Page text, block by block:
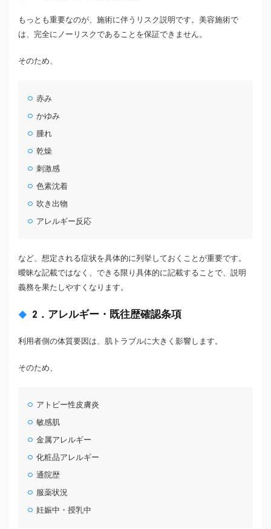
もっとも重要なのが、施術に伴うリスク説明です。美容施術で
は、完全にノーリスクであることを保証できません。
そのため、
赤み
かゆみ
腫れ
乾燥
刺激感
色素沈着
吹き出物
アレルギー反応
など、想定される症状を具体的に列挙しておくことが重要です。
曖昧な記載ではなく、できる限り具体的に記載することで、説明
義務を果たしやすくなります。
2．アレルギー・既往歴確認条項
利用者側の体質要因は、肌トラブルに大きく影響します。
そのため、
アトピー性皮膚炎
敏感肌
金属アレルギー
化粧品アレルギー
通院歴
服薬状況
妊娠中・授乳中